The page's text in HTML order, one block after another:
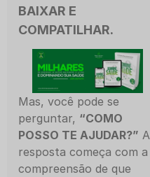
BAIXAR E
COMPATILHAR.
Mas, você pode se
perguntar, “COMO
POSSO TE AJUDAR?” A
resposta começa com a
compreensão de que